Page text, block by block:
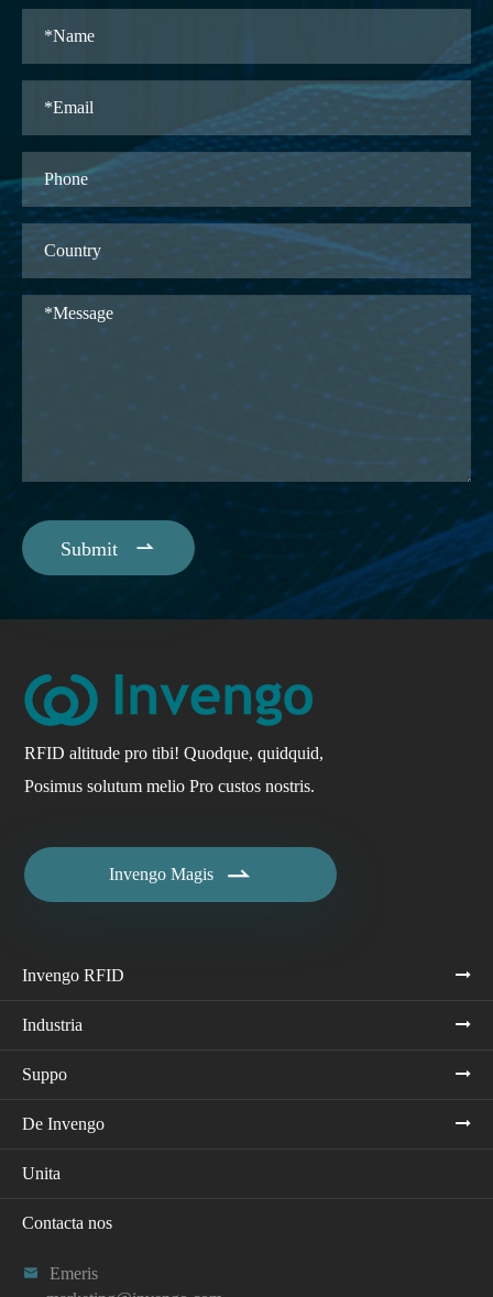
Submit 
RFID altitude pro tibi! Quodque, quidquid,
Posimus solutum melio Pro custos nostris.
Invengo Magis 
Invengo RFID
Industria
Suppo
De Invengo
Unita
Contacta nos

Emeris